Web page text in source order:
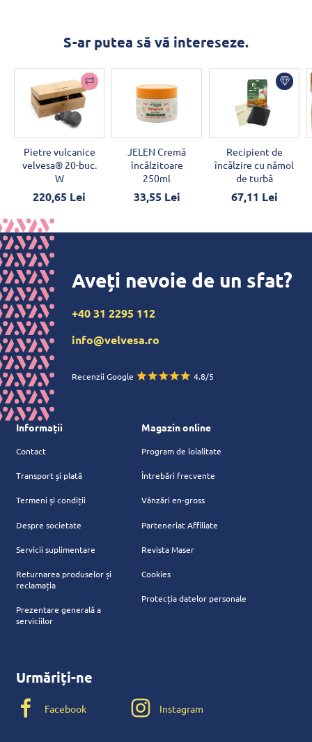
S-ar putea să vă intereseze.
Pietre vulcanice
velvesa® 20-buc.
W
220,65 Lei
JELEN Cremă
încălzitoare
250ml
33,55 Lei
Recipient de
încălzire cu nămol
de turbă
67,11 Lei
Aveți nevoie de un sfat?
+40 31 2295 112
info@velvesa.ro
Recenzii Google 4.8/5
Informații
Contact
Transport și plată
Termeni și condiții
Despre societate
Servicii suplimentare
Returnarea produselor și
reclamația
Prezentare generală a
serviciilor
Magazin online
Program de loialitate
Întrebări frecvente
Vânzări en-gross
Parteneriat Affiliate
Revista Maser
Cookies
Protecția datelor personale
Urmăriți-ne
Facebook Instagram